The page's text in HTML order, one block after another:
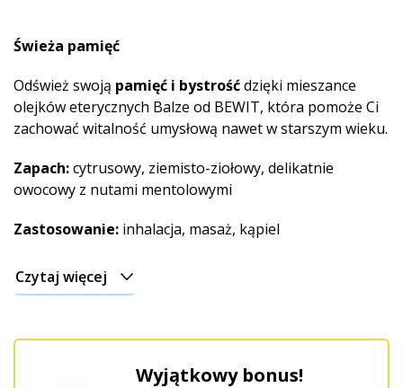
Świeża pamięć
Odśwież swoją pamięć i bystrośćdzięki mieszance
olejków eterycznych Balze od BEWIT, która pomoże Ci
zachować witalność umysłową nawet w starszym wieku.
Zapach:cytrusowy, ziemisto-ziołowy, delikatnie
owocowy z nutami mentolowymi
Zastosowanie: inhalacja, masaż, kąpiel
Czytaj więcej
Wyjątkowy bonus!